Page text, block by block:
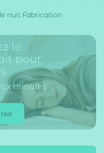
nuit Fabrication
le
pour
minutes
test